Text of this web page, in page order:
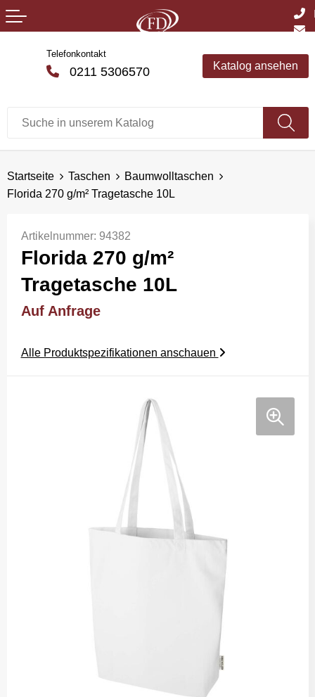
Telefonkontakt
0211 5306570 Katalog ansehen
Startseite Taschen
Baumwolltaschen
Florida 270 g/m² Tragetasche 10L
Artikelnummer: 94382
Florida 270 g/m²
Tragetasche 10L
Auf Anfrage
Alle Produktspezifikationen anschauen